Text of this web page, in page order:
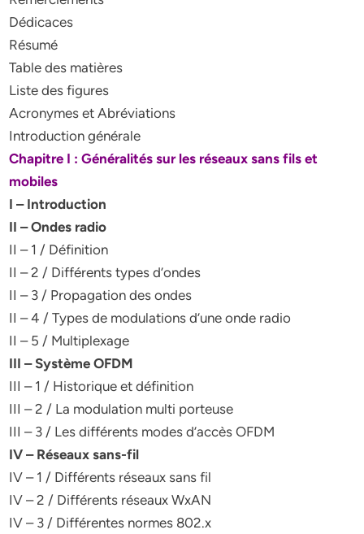
Dédicaces
Résumé
Table des matières
Liste des figures
Acronymes et Abréviations
Introduction générale
Chapitre I : Généralités sur les réseaux sans fils et
mobiles
I – Introduction
II – Ondes radio
II – 1 / Définition
II – 2 / Différents types d’ondes
II – 3 / Propagation des ondes
II – 4 / Types de modulations d’une onde radio
II – 5 / Multiplexage
III – Système OFDM
III – 1 / Historique et définition
III – 2 / La modulation multi porteuse
III – 3 / Les différents modes d’accès OFDM
IV – Réseaux sans-fil
IV – 1 / Différents réseaux sans fil
IV – 2 / Différents réseaux WxAN
IV – 3 / Différentes normes 802.x